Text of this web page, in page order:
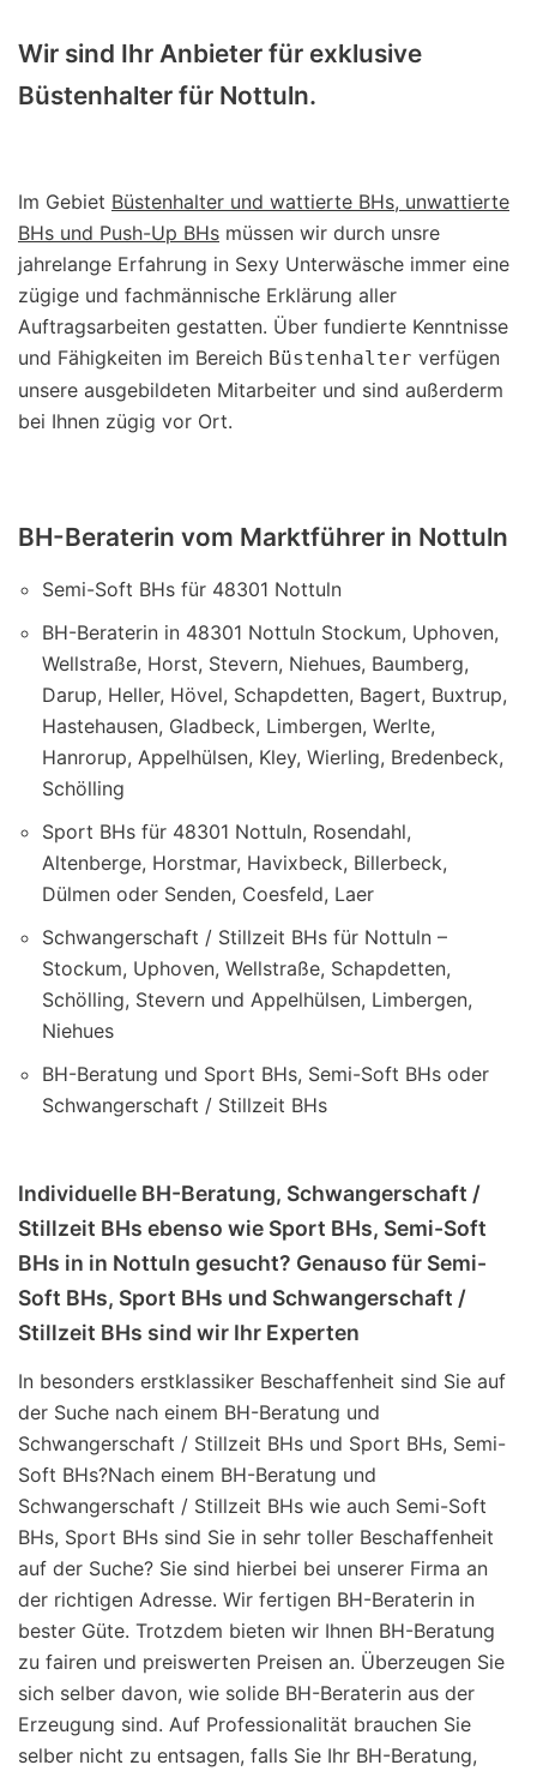
Wir sind Ihr Anbieter für exklusive
Büstenhalter für Nottuln.
Im Gebiet Büstenhalter und wattierte BHs, unwattierte
BHs und Push-Up BHs müssen wir durch unsre
jahrelange Erfahrung in Sexy Unterwäsche immer eine
zügige und fachmännische Erklärung aller
Auftragsarbeiten gestatten. Über fundierte Kenntnisse
und Fähigkeiten im Bereich Büstenhalter verfügen
unsere ausgebildeten Mitarbeiter und sind außerderm
bei Ihnen zügig vor Ort.
BH-Beraterin vom Marktführer in Nottuln
Semi-Soft BHs für 48301 Nottuln
BH-Beraterin in 48301 Nottuln Stockum, Uphoven,
Wellstraße, Horst, Stevern, Niehues, Baumberg,
Darup, Heller, Hövel, Schapdetten, Bagert, Buxtrup,
Hastehausen, Gladbeck, Limbergen, Werlte,
Hanrorup, Appelhülsen, Kley, Wierling, Bredenbeck,
Schölling
Sport BHs für 48301 Nottuln, Rosendahl,
Altenberge, Horstmar, Havixbeck, Billerbeck,
Dülmen oder Senden, Coesfeld, Laer
Schwangerschaft / Stillzeit BHs für Nottuln –
Stockum, Uphoven, Wellstraße, Schapdetten,
Schölling, Stevern und Appelhülsen, Limbergen,
Niehues
BH-Beratung und Sport BHs, Semi-Soft BHs oder
Schwangerschaft / Stillzeit BHs
Individuelle BH-Beratung, Schwangerschaft /
Stillzeit BHs ebenso wie Sport BHs, Semi-Soft
BHs in in Nottuln gesucht? Genauso für Semi-
Soft BHs, Sport BHs und Schwangerschaft /
Stillzeit BHs sind wir Ihr Experten
In besonders erstklassiker Beschaffenheit sind Sie auf
der Suche nach einem BH-Beratung und
Schwangerschaft / Stillzeit BHs und Sport BHs, Semi-
Soft BHs?Nach einem BH-Beratung und
Schwangerschaft / Stillzeit BHs wie auch Semi-Soft
BHs, Sport BHs sind Sie in sehr toller Beschaffenheit
auf der Suche? Sie sind hierbei bei unserer Firma an
der richtigen Adresse. Wir fertigen BH-Beraterin in
bester Güte. Trotzdem bieten wir Ihnen BH-Beratung
zu fairen und preiswerten Preisen an. Überzeugen Sie
sich selber davon, wie solide BH-Beraterin aus der
Erzeugung sind. Auf Professionalität brauchen Sie
selber nicht zu entsagen, falls Sie Ihr BH-Beratung,